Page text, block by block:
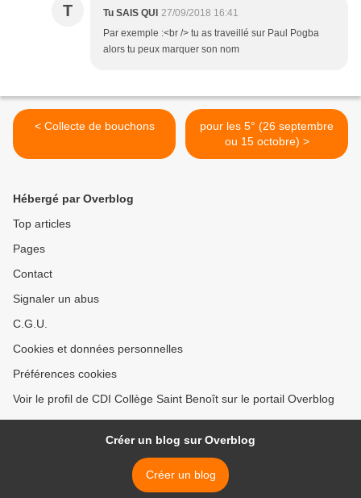
T Tu SAIS QUI 27/09/2018 16:41
Par exemple :<br /> tu as traveillé sur Paul Pogba
alors tu peux marquer son nom
< Collecte de bouchons
pour les 5° (26 septembre
ou 15 octobre) >
Hébergé par Overblog
Top articles
Pages
Contact
Signaler un abus
C.G.U.
Cookies et données personnelles
Préférences cookies
Voir le profil de CDI Collège Saint Benoît sur le portail Overblog
Créer un blog sur Overblog
Créer un blog